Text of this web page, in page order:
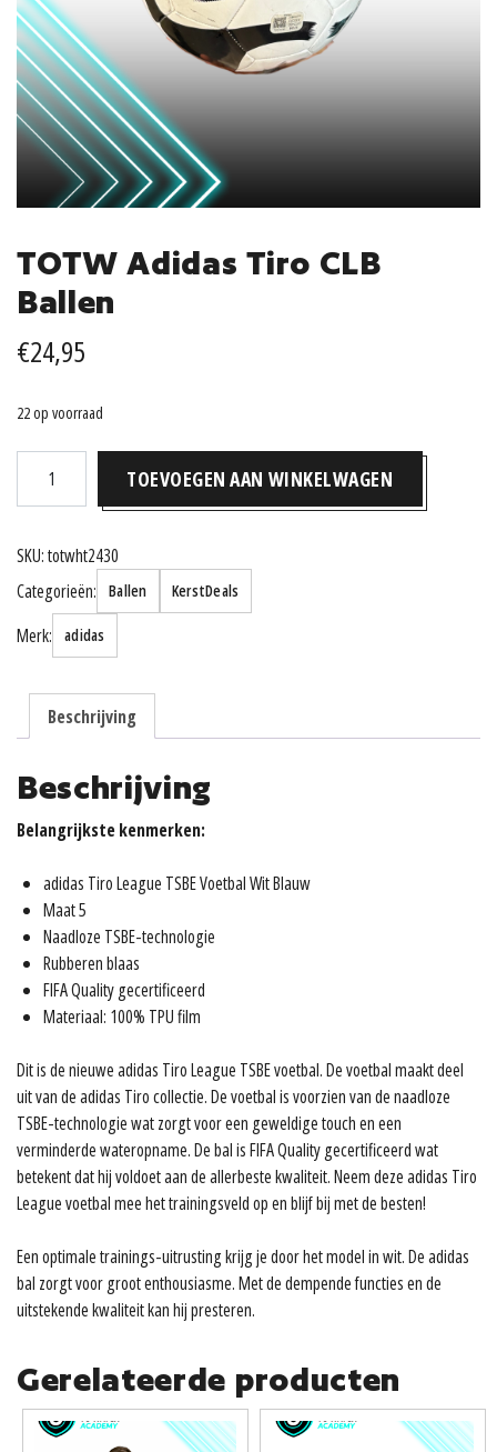
TOTW Adidas Tiro CLB
Ballen
€24,95
22 op voorraad
Adidas
CLB
Ballen
aantal
TOEVOEGEN AAN WINKELWAGEN
SKU:totwht2430
Categorieën:
Ballen KerstDeals
Merk: adidas
Beschrijving
Beschrijving
Belangrijkste kenmerken:
adidas Tiro League TSBE Voetbal Wit Blauw
Maat 5
Naadloze TSBE-technologie
Rubberen blaas
FIFA Quality gecertificeerd
Materiaal: 100% TPU film
Dit is de nieuwe adidas Tiro League TSBE voetbal. De voetbal maakt deel
uit van de adidas Tiro collectie. De voetbal is voorzien van de naadloze
TSBE-technologie wat zorgt voor een geweldige touch en een
verminderde wateropname. De bal is FIFA Quality gecertificeerd wat
betekent dat hij voldoet aan de allerbeste kwaliteit. Neem deze adidas Tiro
League voetbal mee het trainingsveld op en blijf bij met de besten!
Een optimale trainings-uitrusting krijg je door het model in wit. De adidas
bal zorgt voor groot enthousiasme. Met de dempende functies en de
uitstekende kwaliteit kan hij presteren.
Gerelateerde producten
Dit